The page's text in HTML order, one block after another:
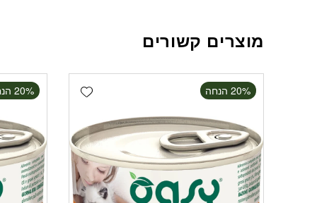
מוצרים קשורים
Add wishlist ‫20% הנחה ‫20% הנחה